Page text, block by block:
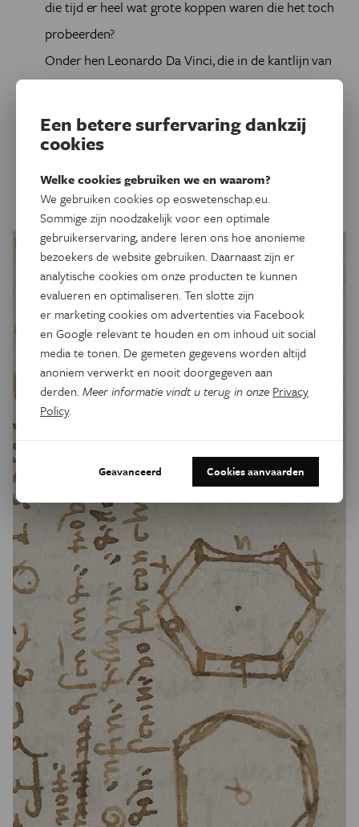
die tijd er heel wat grote koppen waren die het toch
probeerden?
Onder hen Leonardo Da Vinci, die in de kantlijn van
een van zijn notaboeken schrijft dat hij klaar is met
het probleem: ``In de nacht van Sint-Andreasdag
maakte ik een einde aan de kwadratuur van de cirkel."
je een detail (na wat spiegelen;-).
Een betere surfervaring dankzij
cookies
Welke cookies gebruiken we en waarom?
We gebruiken cookies op eoswetenschap.eu.
Sommige zijn noodzakelijk voor een optimale
gebruikerservaring, andere leren ons hoe anonieme
bezoekers de website gebruiken. Daarnaast zijn er
analytische cookies om onze producten te kunnen
evalueren en optimaliseren. Ten slotte zijn
er marketing cookies om advertenties via Facebook
en Google relevant te houden en om inhoud uit social
media te tonen. De gemeten gegevens worden altijd
anoniem verwerkt en nooit doorgegeven aan
derden.Meer informatie vindt u terug in onze Privacy
Policy.
Geavanceerd Cookies aanvaarden